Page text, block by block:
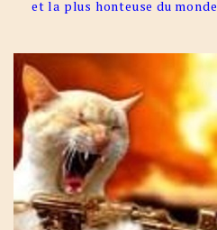
et la plus honteuse du monde